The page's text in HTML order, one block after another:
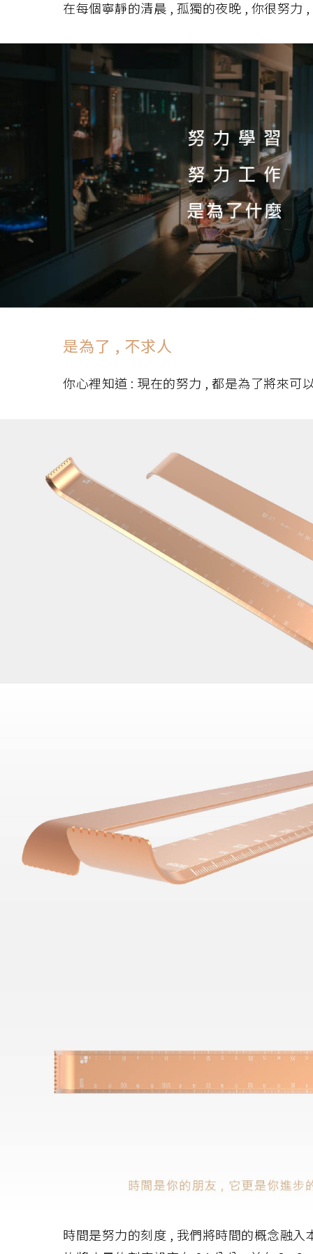
在每個寧靜的清晨 , 孤獨的夜晚 , 你很努力
是為了 , 不求人
你心裡知道 : 現在的努力 , 都是為了將來可
時間是努力的刻度 , 我們將時間的概念融入